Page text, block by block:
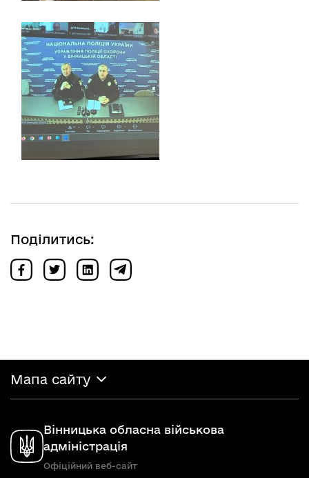
Поділитись:
Мапа сайту
Вінницька обласна військова
адміністрація
Офіційний веб-сайт